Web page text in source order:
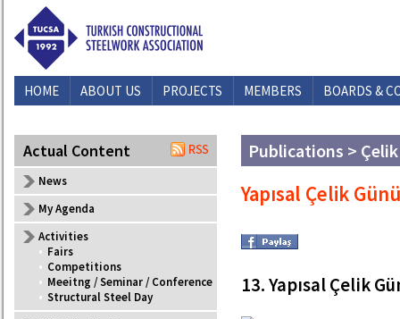
HOME ABOUT US PROJECTS MEMBERS BOARDS &
Actual Content
News
My Agenda
Activities
• Fairs
• Competitions
• Meeitng / Seminar / Conference
• Structural Steel Day
Publications > Çelik
Yapısal Çelik Günü
13. Yapısal Çelik